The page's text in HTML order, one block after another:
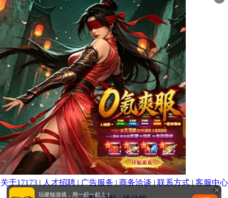
关于17173| 人才招聘| 广告服务 | 商务洽谈 | 联系方式| 客服中心
玩硬核游戏，用一起一起上！